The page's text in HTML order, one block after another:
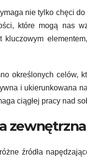
nie tylko chęci
które mogą nas
kluczowym
określonych celów,
i ukierunkowana
ciągłej pracy nad
zewnętrzna
źródła